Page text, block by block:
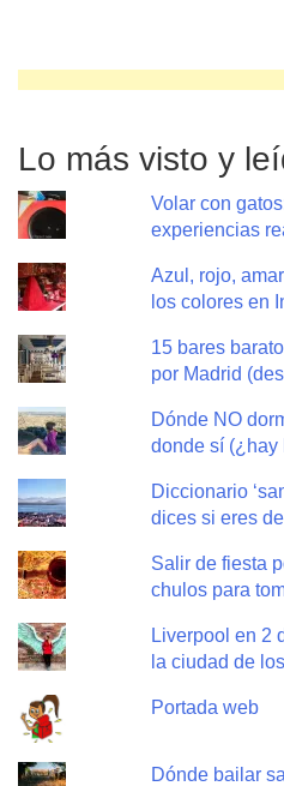
Lo más visto y
Volar con
experiencias
Azul, rojo,
los colores en
15 bares
por Madrid
Dónde NO
donde sí (¿hay
Diccionario
dices si eres
Salir de fiesta
chulos para
Liverpool en 2
la ciudad de
Portada web
Dónde bailar